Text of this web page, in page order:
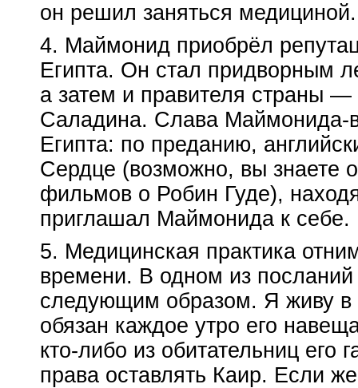
он решил заняться медициной.
4. Маймонид приобрёл
Египта. Он стал придворным
а затем и правителя страны —
Саладина. Слава Маймонида-
Египта: по преданию,
Сердце (возможно, вы знаете
фильмов о Робин Гуде),
приглашал Маймонида к себе.
5. Медицинская практика
времени. В одном из
следующим образом. Я живу
обязан каждое утро его
кто-либо из обитательниц его
права оставлять Каир. Если